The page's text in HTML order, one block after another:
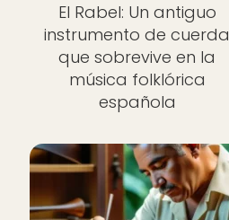
El Rabel: Un antiguo
instrumento de cuerda
que sobrevive en la
música folklórica
española